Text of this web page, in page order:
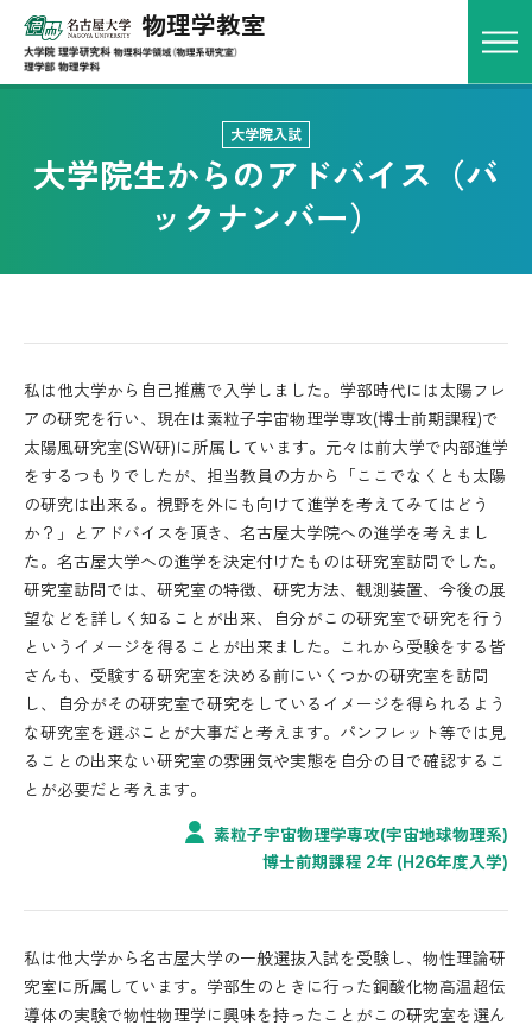
物理学教室
教室概要
教育
物理学科における教育
カリキュラム
安全教育
学生の受賞等
卒業生・在校生の声
研究
学位申請論文公開講演会
大学院入試
大学院入学を目指す方へ
大学院入試
大学院生からのアドバイス（バ
ックナンバー）
私は他大学から自己推薦で入学しました。学部時代には太陽フレ
アの研究を行い、現在は素粒子宇宙物理学専攻(博士前期課程)で
太陽風研究室(SW研)に所属しています。元々は前大学で内部進学
をするつもりでしたが、担当教員の方から「ここでなくとも太陽
の研究は出来る。視野を外にも向けて進学を考えてみてはどう
か？」とアドバイスを頂き、名古屋大学院への進学を考えまし
た。名古屋大学への進学を決定付けたものは研究室訪問でした。
研究室訪問では、研究室の特徴、研究方法、観測装置、今後の展
望などを詳しく知ることが出来、自分がこの研究室で研究を行う
というイメージを得ることが出来ました。これから受験をする皆
さんも、受験する研究室を決める前にいくつかの研究室を訪問
し、自分がその研究室で研究をしているイメージを得られるよう
な研究室を選ぶことが大事だと考えます。パンフレット等では見
ることの出来ない研究室の雰囲気や実態を自分の目で確認するこ
とが必要だと考えます。
素粒子宇宙物理学専攻(宇宙地球物理系)
博士前期課程 2年 (H26年度入学)
私は他大学から名古屋大学の一般選抜入試を受験し、物性理論研
究室に所属しています。学部生のときに行った銅酸化物高温超伝
導体の実験で物性物理学に興味を持ったことがこの研究室を選ん